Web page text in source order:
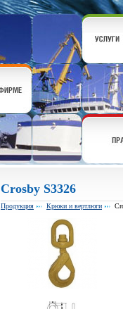
Crosby S3326
Продукция Крюки и вертлюги